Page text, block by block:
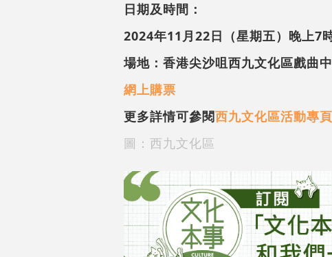
日期及時間：
2024年11月22日（星期五）晚上7
場地：香港尖沙咀西九文化區戲曲
網上購票
更多詳情可參閱西九文化區活動專頁
圖：西九文化區